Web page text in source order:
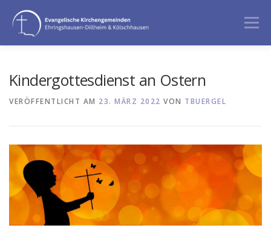
Inhalt
springen
Menü
Kindergottesdienst an Ostern
VERÖFFENTLICHT AM 23. MÄRZ 2022 VON TBUERGEL